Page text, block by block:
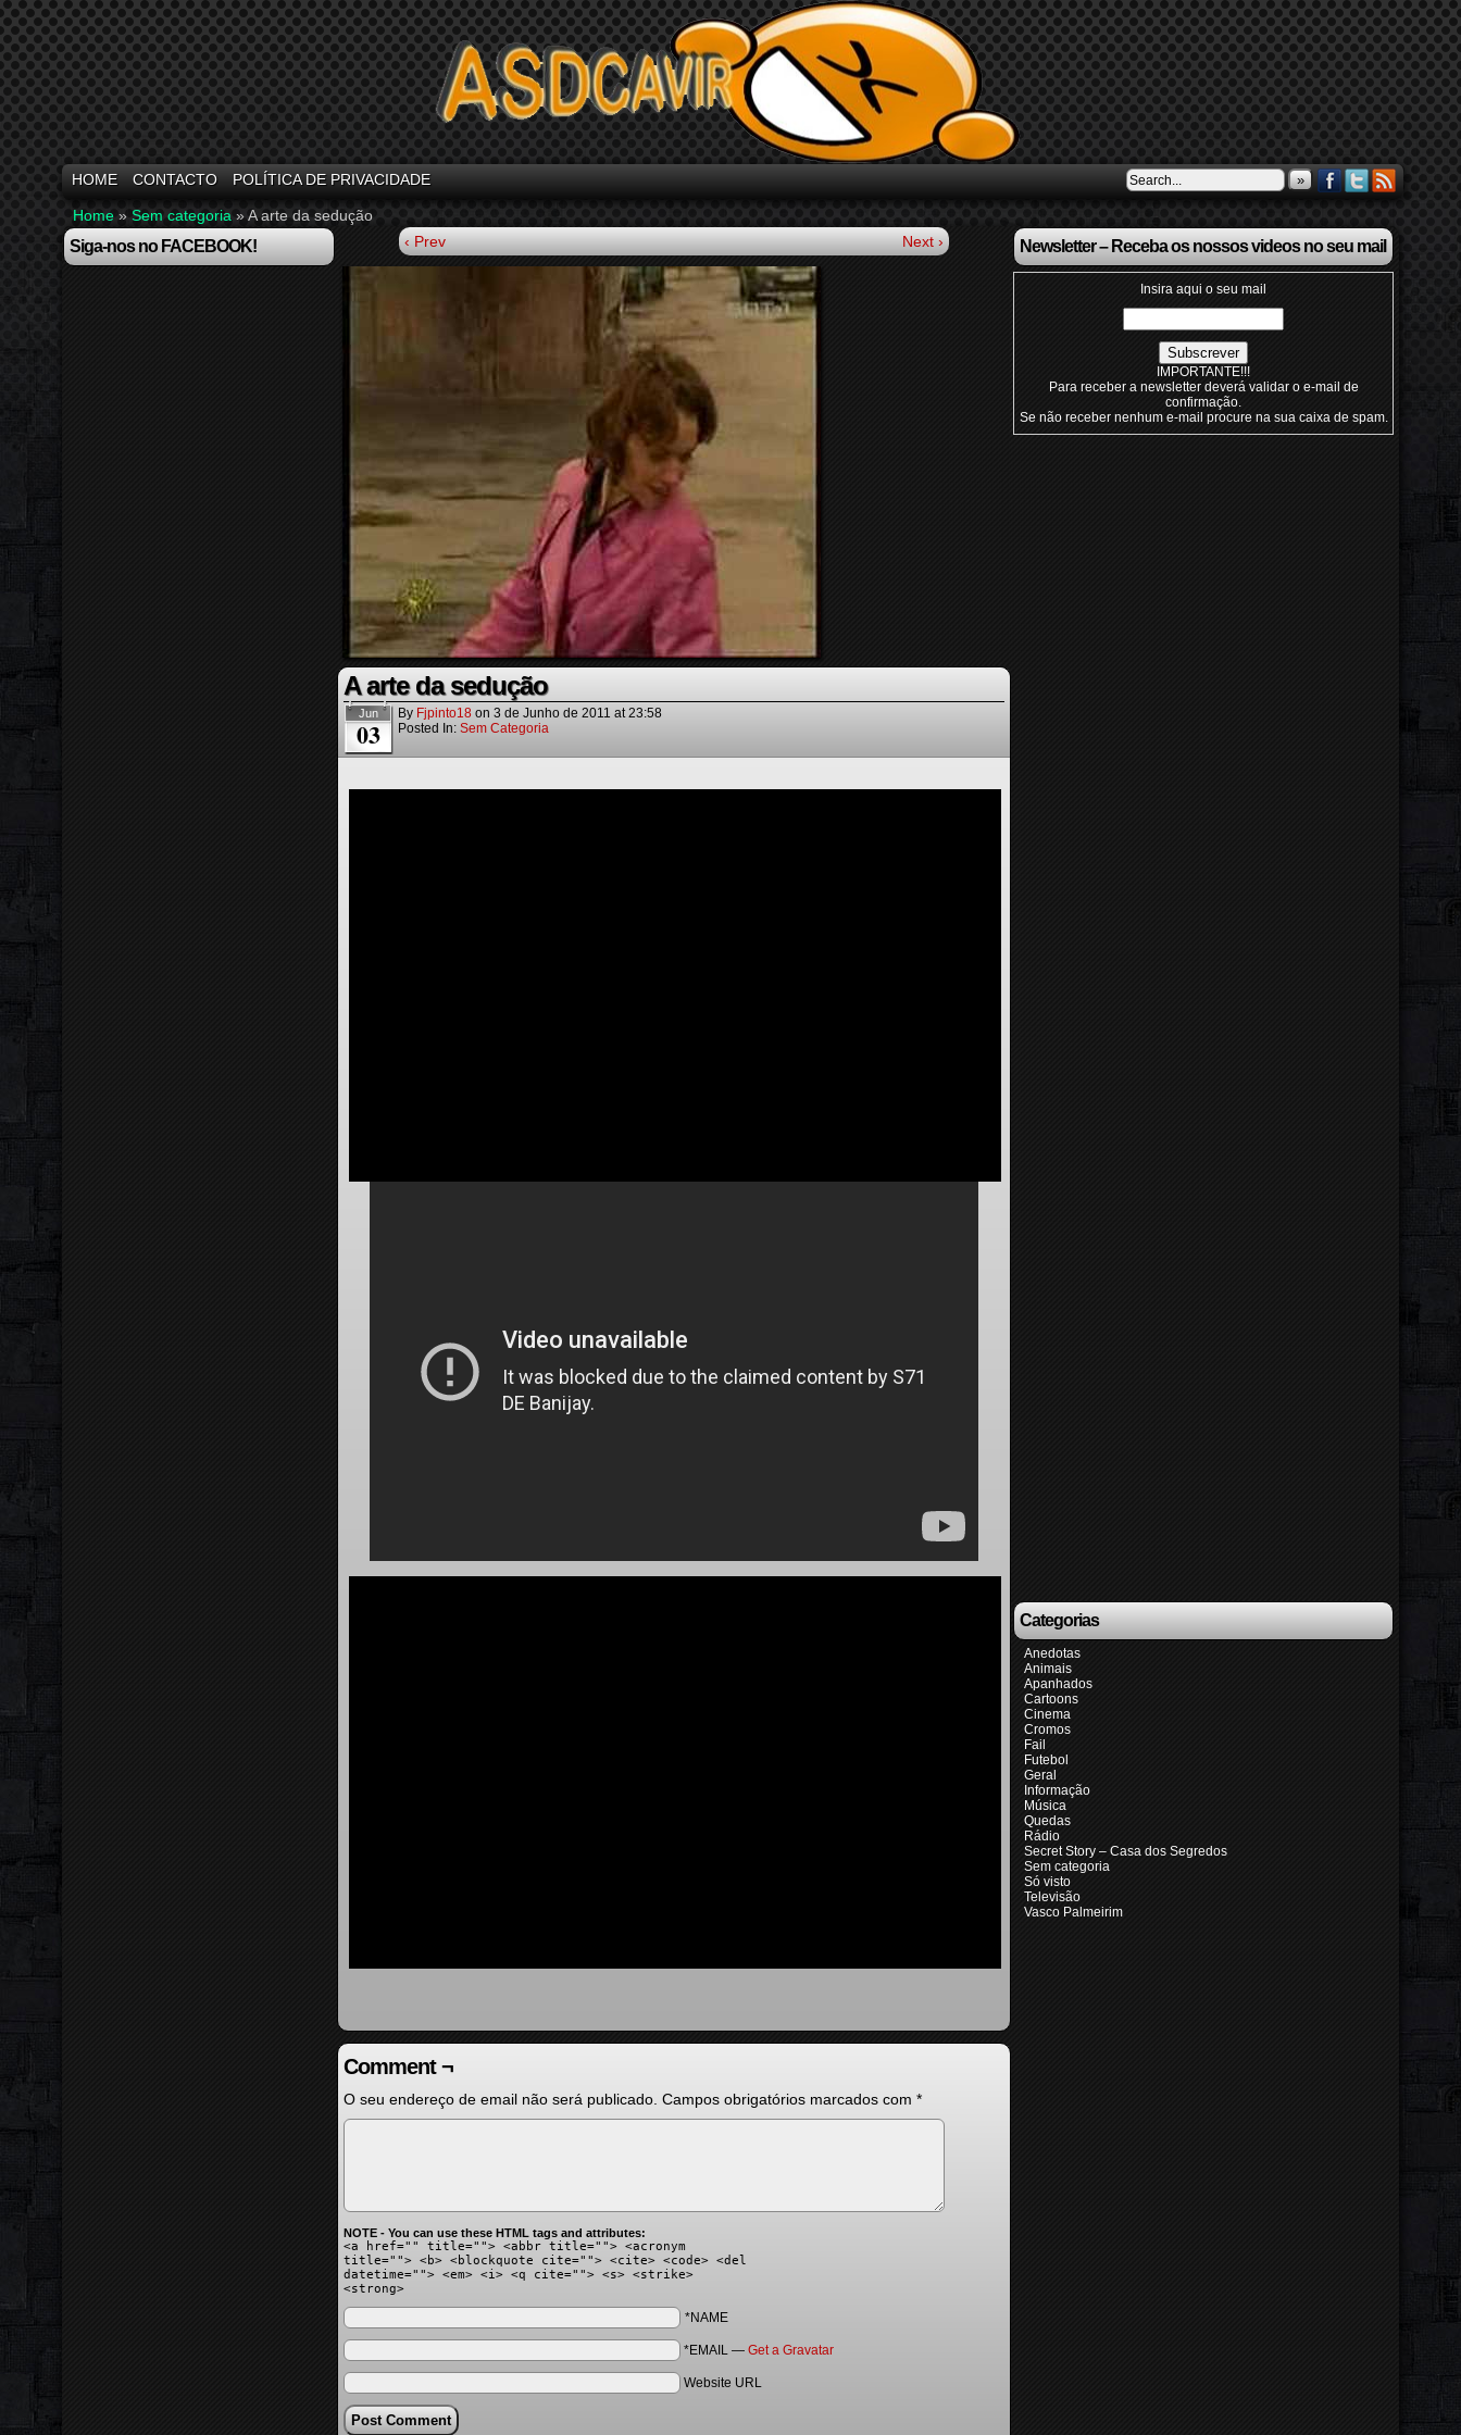
HOME CONTACTO POLÍTICA DE PRIVACIDADE »
Home » Sem categoria »A arte da sedução
Siga-nos no FACEBOOK! ‹ Prev Next ›
A arte da sedução
Jun
03
By Fjpinto18 on 3 de Junho de 2011 at23:58
Posted In: Sem Categoria
Comment ¬
O seu endereço de email não será publicado. Campos obrigatórios marcados com *
NOTE - You can use these HTML tags and attributes:
<a href="" title=""> <abbr title=""> <acronym
title=""> <b> <blockquote cite=""> <cite> <code> <del
datetime=""> <em> <i> <q cite=""> <s> <strike>
<strong>
*NAME
*EMAIL — Get a Gravatar
Website URL
Newsletter – Receba os nossos videos no seu mail
Insira aqui o seu mail
IMPORTANTE!!!
Para receber a newsletter deverá validar o e-mail de
confirmação.
Se não receber nenhum e-mail procure na sua caixa de spam.
Categorias
Anedotas
Animais
Apanhados
Cartoons
Cinema
Cromos
Fail
Futebol
Geral
Informação
Música
Quedas
Rádio
Secret Story – Casa dos Segredos
Sem categoria
Só visto
Televisão
Vasco Palmeirim